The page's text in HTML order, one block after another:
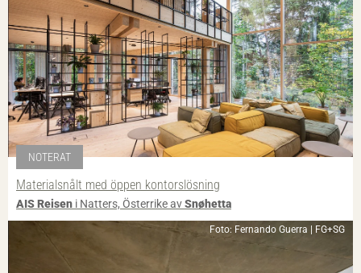
NOTERAT
Materialsnålt med öppen kontorslösning
AIS Reisen i Natters, Österrike avSnøhetta
Foto: Fernando Guerra | FG+SG